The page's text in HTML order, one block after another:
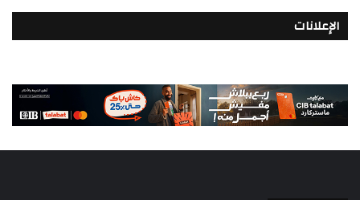
الإعلانات